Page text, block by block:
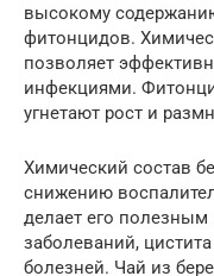
высокому
фитонцидов.
позволяет
инфекциями.
угнетают рост и
Химический состав
снижению
делает его
заболеваний,
болезней. Чай из